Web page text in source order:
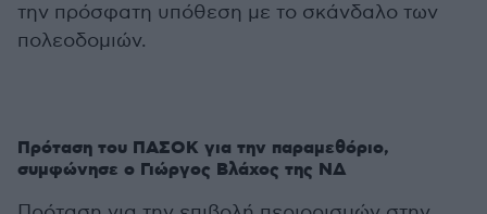
την πρόσφατη υπόθεση με το σκάνδαλο των
πολεοδομιών.
Πρόταση του ΠΑΣΟΚ για την παραμεθόριο,
συμφώνησε ο Γιώργος Βλάχος της ΝΔ